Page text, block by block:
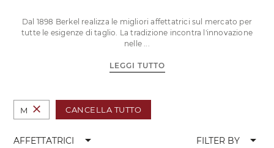
Dal 1898 Berkel realizza le migliori affettatrici sul mercato per
tutte le esigenze di taglio. La tradizione incontra l'innovazione
nelle
LEGGI TUTTO
M close CANCELLA TUTTO
AFFETTATRICI arrow_drop_down FILTER BY arrow_drop_down